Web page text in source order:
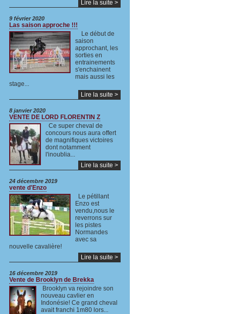
Lire la suite >
9 février 2020
Las saison approche !!!
Le début de
saison
approchant, les
sorties en
entrainements
s'enchainent
mais aussi les
stage...
Lire la suite >
8 janvier 2020
VENTE DE LORD FLORENTIN Z
Ce super cheval de
concours nous aura offert
de magnifiques victoires
dont notamment
l'inoublia...
Lire la suite >
24 décembre 2019
vente d'Enzo
Le pétillant
Enzo est
vendu,nous le
reverrons sur
les pistes
Normandes
avec sa
nouvelle cavalière!
Lire la suite >
16 décembre 2019
Vente de Brooklyn de Brekka
Brooklyn va rejoindre son
nouveau cavlier en
Indonésie! Ce grand cheval
avait franchi 1m80 lors...